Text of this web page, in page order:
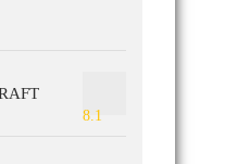
8.1